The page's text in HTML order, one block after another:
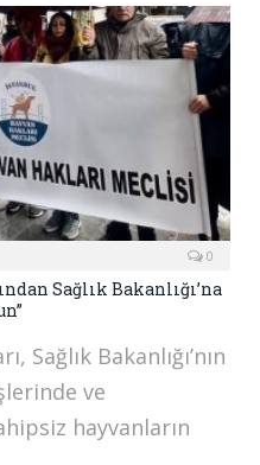
0
Sağlık Bakanlığı’na
Sağlık Bakanlığı’nın
ve
hayvanların